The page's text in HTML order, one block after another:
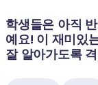
학생들은 아직
예요! 이 재미있
잘 알아가도록